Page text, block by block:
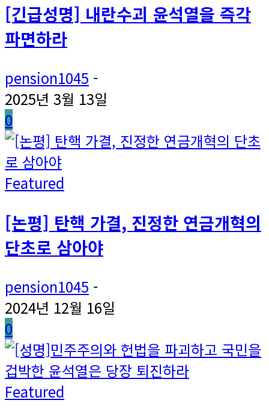
[긴급성명] 내란수괴 윤석열을 즉각
파면하라
pension1045 -
2025년 3월 13일
0
Featured
[논평] 탄핵 가결, 진정한 연금개혁의
단초로 삼아야
pension1045 -
2024년 12월 16일
0
Featured